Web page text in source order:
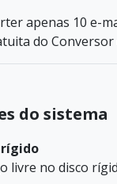
apenas 10 e-
do Conversor
do sistema
rígido
livre no disco